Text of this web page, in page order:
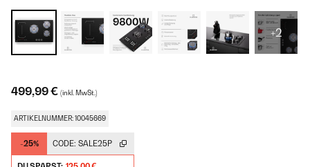
+2
499,99 € (inkl. MwSt.)
ARTIKELNUMMER: 10045669
-25% CODE: SALE25P